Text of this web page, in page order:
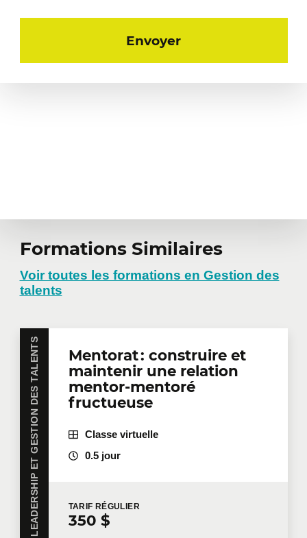
durable et une implantation réussie.
Cette partie couvre notamment
Formations Similaires
Voir toutes les formations en Gestion des
talents
LEADERSHIP ET GESTION DES TALENTS
Mentorat : construire et
maintenir une relation
mentor-mentoré
fructueuse
Classe virtuelle
0.5 jour
TARIF RÉGULIER
350 $